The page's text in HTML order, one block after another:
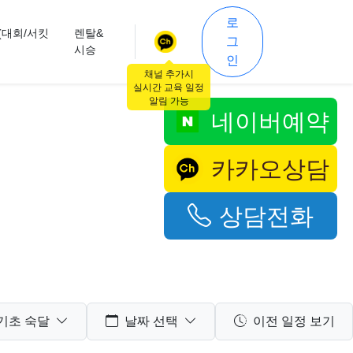
회/서킷
렌탈&
시승
로
그
인
네이버예약
카카오상담
상담전화
초 숙달 날짜 선택 이전 일정 보기
채널 추가시
실시간 교육 일정
알림 가능